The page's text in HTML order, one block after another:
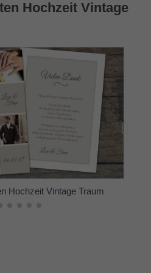
Hochzeit Vintage
Hochzeit Vintage Traum